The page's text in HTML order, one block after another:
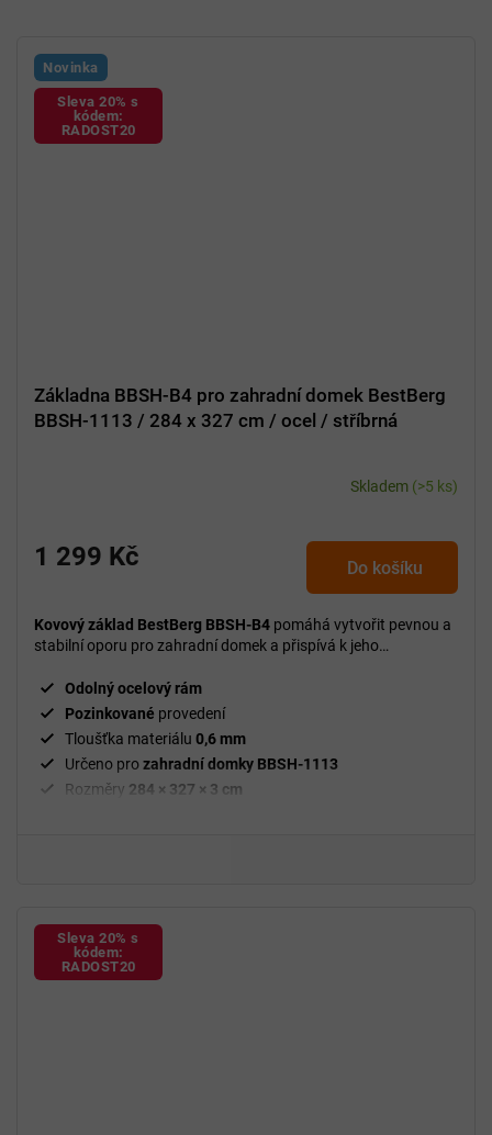
Novinka
Sleva 20% s
kódem:
RADOST20
Základna BBSH-B4 pro zahradní domek BestBerg
BBSH-1113 / 284 x 327 cm / ocel / stříbrná
Skladem (>5 ks)
1 299 Kč Do košíku
Kovový základ BestBerg BBSH-B4 pomáhá vytvořit pevnou a
stabilní oporu pro zahradní domek a přispívá k jeho
Odolný ocelový rám
Pozinkované provedení
Tloušťka materiálu 0,6 mm
Určeno prozahradní domky BBSH-1113
Rozměry 284 × 327 × 3 cm
Sleva 20% s
kódem:
RADOST20